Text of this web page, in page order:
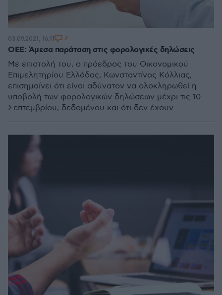
ΟΕΕ: Άμεσα παράταση στις φορολογικές δηλώσεις
Με επιστολή του, ο πρόεδρος του Οικονομικού
Επιμελητηρίου Ελλάδας, Κωνσταντίνος Κόλλιας,
επισημαίνει ότι είναι αδύνατον να ολοκληρωθεί η
υποβολή των φορολογικών δηλώσεων μέχρι τις 10
Σεπτεμβρίου, δεδομένου και ότι δεν έχουν
03.09.2021, 16:11 2